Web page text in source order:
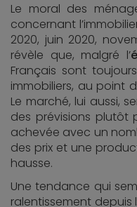
Le moral des
concernant
2020, juin 2020,
révèle que, malgré l’
Français sont
immobiliers, au point
Le marché, lui aussi,
des prévisions plutôt
achevée avec un
des prix et une
hausse.
Une tendance qui
ralentissement depuis